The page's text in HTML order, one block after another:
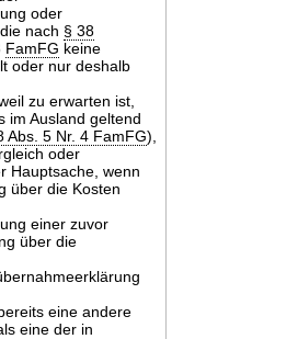
oder
nach § 38
FamFG keine
oder nur deshalb
zu erwarten ist,
im Ausland geltend
Abs. 5 Nr. 4 FamFG),
oder
Hauptsache, wenn
über die Kosten
einer zuvor
über die
eine andere
eine der in